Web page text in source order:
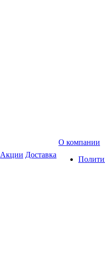
Акции Доставка
О компании